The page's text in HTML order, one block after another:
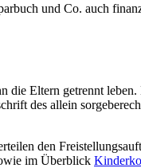
und Co. auch
die Eltern getrennt
des allein
den
im Überblick